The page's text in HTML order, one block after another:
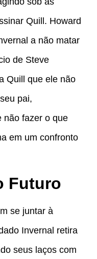
Quill. Howard
a não matar
de Steve
Quill que ele não
pai,
não fazer o que
em um confronto
Futuro
se juntar à
Invernal retira
seus laços com